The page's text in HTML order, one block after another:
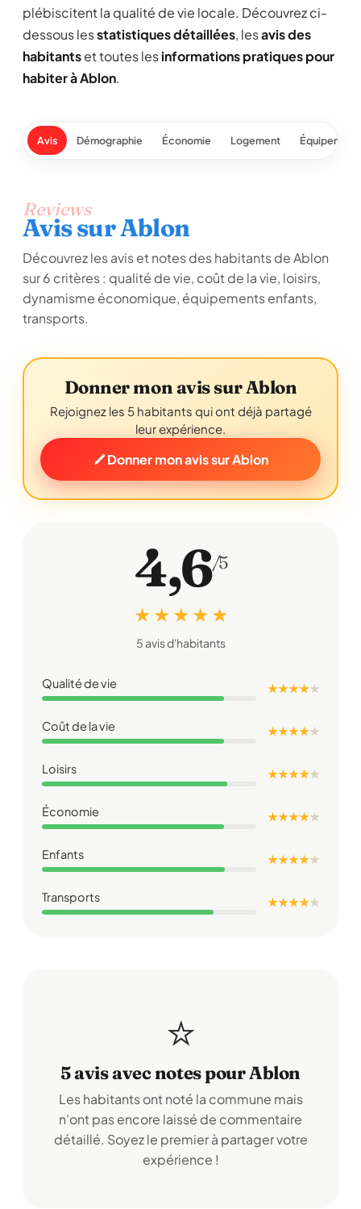
plébiscitent la qualité de vie locale. Découvrez ci-
dessous lesstatistiques détaillées, lesavis des
habitantset toutes lesinformations pratiques pour
habiter à Ablon.
Avis Démographie Économie Logement
Reviews
Avis sur Ablon
Découvrez les avis et notes des habitants de Ablon
sur 6 critères : qualité de vie, coût de la vie, loisirs,
dynamisme économique, équipements enfants,
transports.
Donner mon avis sur Ablon
Rejoignez les 5 habitants qui ont déjà partagé
leur expérience.
Donner mon avis sur Ablon
4,6/5
★ ★ ★ ★ ★
5 avis d'habitants
Qualité de vie ★ ★ ★ ★★
Coût de la vie ★ ★ ★ ★★
Loisirs ★ ★ ★ ★★
Économie ★ ★ ★ ★★
Enfants ★ ★ ★ ★★
Transports ★ ★ ★ ★★
⭐
5 avis avec notes pour Ablon
Les habitants ont noté la commune mais
n'ont pas encore laissé de commentaire
détaillé. Soyez le premier à partager votre
expérience !